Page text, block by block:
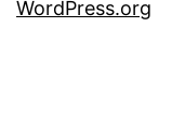
WordPress.org